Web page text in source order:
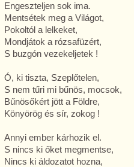
Engeszteljen sok ima.
Mentsétek meg a Világot,
Pokoltól a lelkeket,
Mondjátok a rózsafüzért,
S buzgón vezekeljetek !
Ó, ki tiszta, Szeplőtelen,
S nem tűri mi bűnös, mocsok,
Bűnösőkért jött a Földre,
Könyörög és sír, zokog !
Annyi ember kárhozik el.
S nincs ki őket megmentse,
Nincs ki áldozatot hozna,